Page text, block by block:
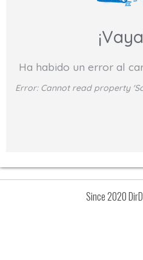
Ha habido un error al
Error: Cannot read property
Since 2020